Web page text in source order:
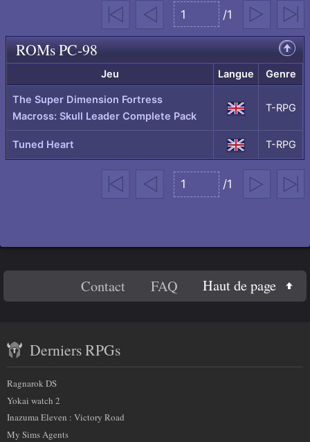
PremièrePrécédent
/1
à
la
page
sélectionnée
Remonter
en
de
ROMs PC-98
Jeu Langue Genre
The Super Dimension Fortress
Macross: Skull Leader Complete Pack
US T-RPG
Tuned Heart
US T-RPG
Première
page
Précédent
/1
sélectionnée
savoir
plus
sur
nous
Contact FAQ Haut de page
récent
et
partenaires
Derniers RPGs
Ragnarok DS
Yokai watch 2
Inazuma Eleven : Victory Road
My Sims Agents